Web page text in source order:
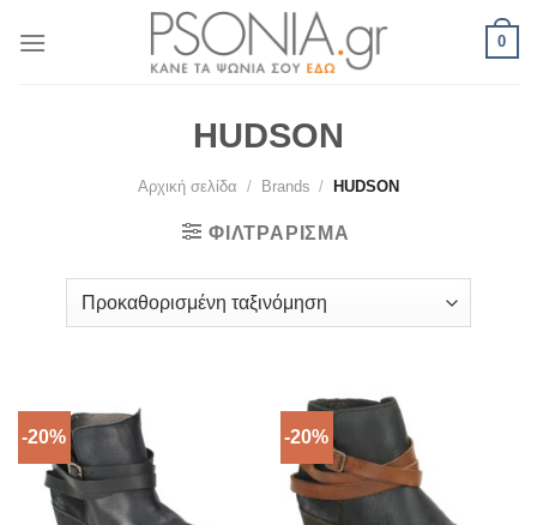
0
HUDSON
Αρχική σελίδα / Brands / HUDSON
ΦΙΛΤΡΆΡΙΣΜΑ
-20% -20%